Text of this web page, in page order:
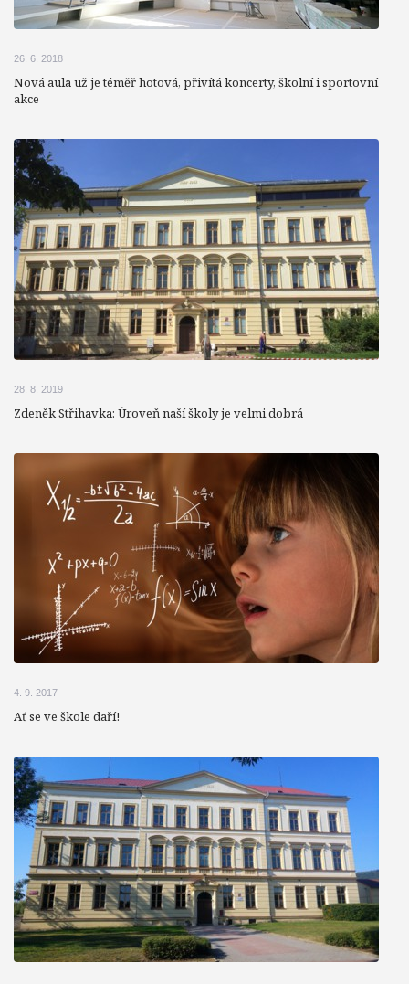
26. 6. 2018
Nová aula už je téměř hotová, přivítá koncerty, školní i sportovní
akce
28. 8. 2019
Zdeněk Střihavka: Úroveň naší školy je velmi dobrá
4. 9. 2017
Ať se ve škole daří!